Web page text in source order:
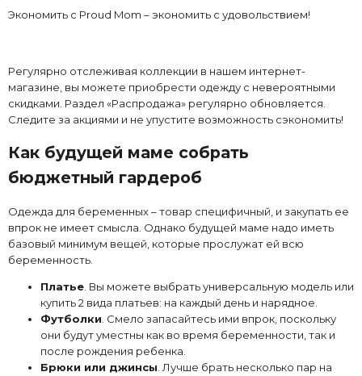
Экономить с Proud Mom – экономить с удовольствием!
Регулярно отслеживая коллекции в нашем интернет-
магазине, вы можете приобрести одежду с невероятными
скидками. Раздел «Распродажа» регулярно обновляется.
Следите за акциями и не упустите возможность сэкономить!
Как будущей маме собрать
бюджетный гардероб
Одежда для беременных – товар специфичный, и закупать ее
впрок не имеет смысла. Однако будущей маме надо иметь
базовый минимум вещей, которые прослужат ей всю
беременность.
Платье. Вы можете выбрать универсальную модель или
купить 2 вида платьев: на каждый день и нарядное.
Футболки. Смело запасайтесь ими впрок, поскольку
они будут уместны как во время беременности, так и
после рождения ребенка.
Брюки или джинсы. Лучше брать несколько пар на